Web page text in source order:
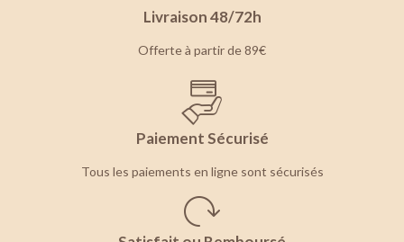
Livraison 48/72h
Offerte à partir de 89€
Paiement Sécurisé
Tous les paiements en ligne sont sécurisés